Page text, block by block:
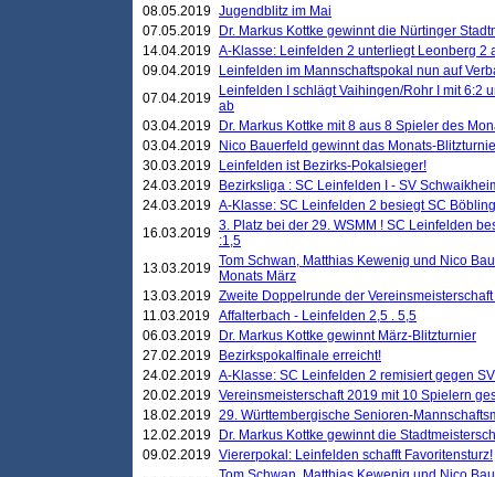
08.05.2019 Jugendblitz im Mai
07.05.2019
Dr. Markus Kottke gewinnt die Nürtinger
14.04.2019 A-Klasse: Leinfelden 2 unterliegt Leonberg 2
09.04.2019
Leinfelden im Mannschaftspokal nun auf
07.04.2019
Leinfelden I schlägt Vaihingen/Rohr I mit 6:2
ab
03.04.2019
Dr. Markus Kottke mit 8 aus 8 Spieler des
03.04.2019
Nico Bauerfeld gewinnt das Monats-
30.03.2019
Leinfelden ist Bezirks-Pokalsieger!
24.03.2019
Bezirksliga : SC Leinfelden I - SV
24.03.2019 A-Klasse: SC Leinfelden 2 besiegt SC
16.03.2019 3. Platz bei der 29. WSMM ! SC Leinfelden
:1,5
13.03.2019 Tom Schwan, Matthias Kewenig und Nico
Monats März
13.03.2019 Zweite Doppelrunde der
11.03.2019 Affalterbach - Leinfelden 2,5 . 5,5
06.03.2019
Dr. Markus Kottke gewinnt März-Blitzturnier
27.02.2019
Bezirkspokalfinale erreicht!
24.02.2019 A-Klasse: SC Leinfelden 2 remisiert gegen
20.02.2019 Vereinsmeisterschaft 2019 mit 10 Spielern
18.02.2019 29. Württembergische Senioren-
12.02.2019
Dr. Markus Kottke gewinnt die
09.02.2019 Viererpokal: Leinfelden schafft Favoritensturz!